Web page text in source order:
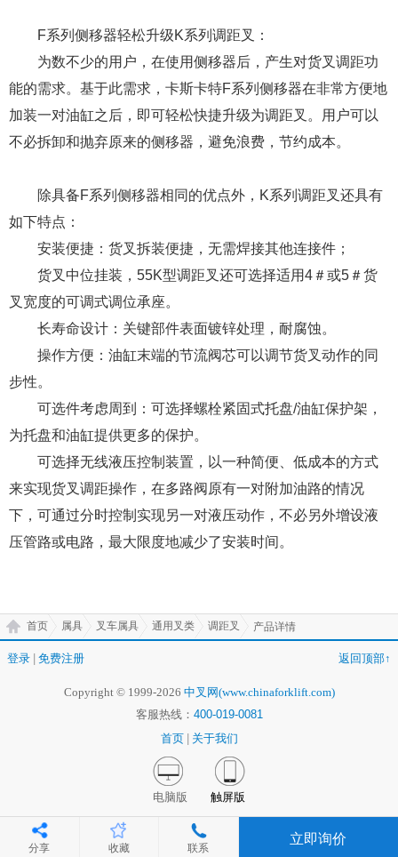
F系列侧移器轻松升级K系列调距叉：
为数不少的用户，在使用侧移器后，产生对货叉调距功
能的需求。基于此需求，卡斯卡特F系列侧移器在非常方便地
加装一对油缸之后，即可轻松快捷升级为调距叉。用户可以
不必拆卸和抛弃原来的侧移器，避免浪费，节约成本。
除具备F系列侧移器相同的优点外，K系列调距叉还具有
如下特点：
安装便捷：货叉拆装便捷，无需焊接其他连接件；
货叉中位挂装，55K型调距叉还可选择适用4＃或5＃货
叉宽度的可调式调位承座。
长寿命设计：关键部件表面镀锌处理，耐腐蚀。
操作方便：油缸末端的节流阀芯可以调节货叉动作的同
步性。
可选件考虑周到：可选择螺栓紧固式托盘/油缸保护架，
为托盘和油缸提供更多的保护。
可选择无线液压控制装置，以一种简便、低成本的方式
来实现货叉调距操作，在多路阀原有一对附加油路的情况
下，可通过分时控制实现另一对液压动作，不必另外增设液
压管路或电路，最大限度地减少了安装时间。
首页 属具 叉车属具 通用叉类 调距叉 产品详情
登录 免费注册 返回顶部↑
Copyright © 1999-2026 中叉网(www.chinaforklift.com)
客服热线： 400-019-0081
首页
关于我们
电脑版 触屏版
分享 收藏 联系
立即询价